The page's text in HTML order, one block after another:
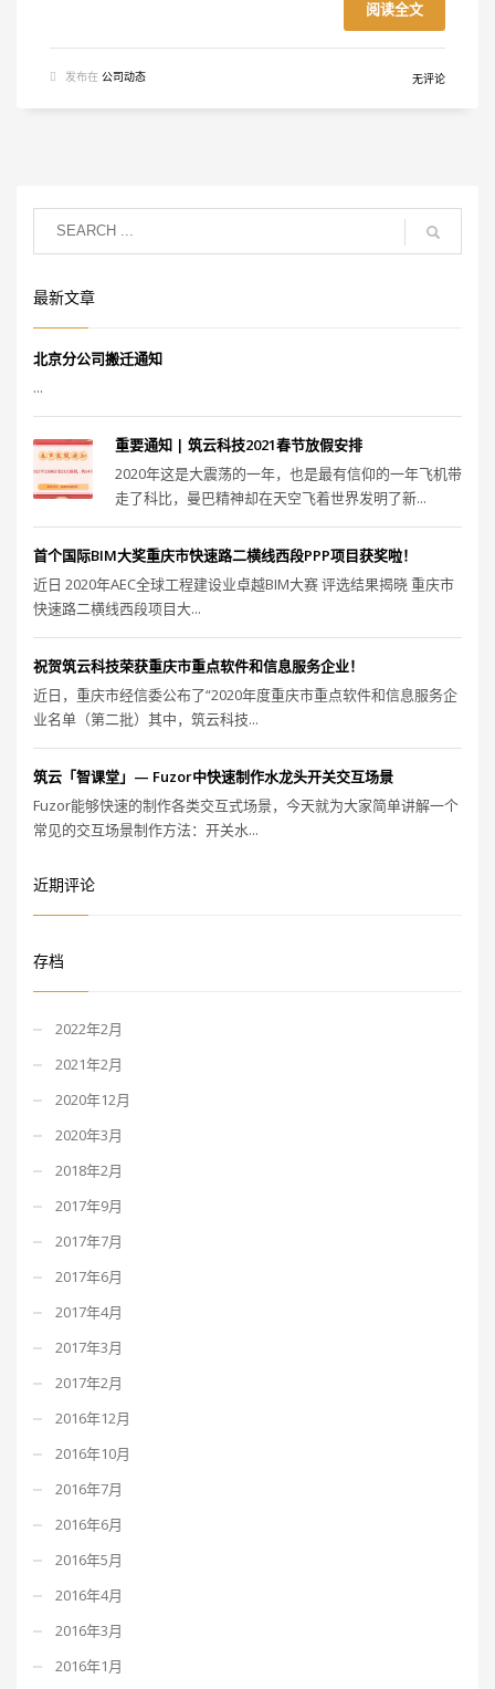
阅读全文
发布在 公司动态 无评论
最新文章
北京分公司搬迁通知
...
重要通知 | 筑云科技2021春节放假安排
2020年这是大震荡的一年，也是最有信仰的一年飞机带
走了科比，曼巴精神却在天空飞着世界发明了新...
首个国际BIM大奖重庆市快速路二横线西段PPP项目获奖啦！
近日 2020年AEC全球工程建设业卓越BIM大赛 评选结果揭晓 重庆市
快速路二横线西段项目大...
祝贺筑云科技荣获重庆市重点软件和信息服务企业！
近日，重庆市经信委公布了“2020年度重庆市重点软件和信息服务企
业名单（第二批）其中，筑云科技...
筑云「智课堂」— Fuzor中快速制作水龙头开关交互场景
Fuzor能够快速的制作各类交互式场景，今天就为大家简单讲解一个
常见的交互场景制作方法：开关水...
近期评论
存档
2022年2月
2021年2月
2020年12月
2020年3月
2018年2月
2017年9月
2017年7月
2017年6月
2017年4月
2017年3月
2017年2月
2016年12月
2016年10月
2016年7月
2016年6月
2016年5月
2016年4月
2016年3月
2016年1月